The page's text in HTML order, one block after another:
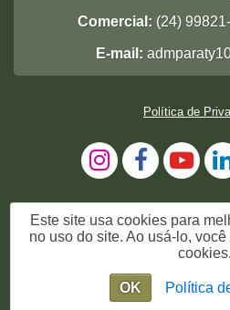
Me Chame no WhatsApp
Comercial: (24)
E-mail:
Política de
Este site usa cookies para
no uso do site. Ao usá-lo,
cookies.
OK Política